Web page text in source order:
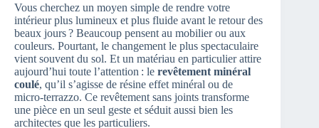
Vous cherchez un moyen simple de rendre votre
intérieur plus lumineux et plus fluide avant le retour des
beaux jours ? Beaucoup pensent au mobilier ou aux
couleurs. Pourtant, le changement le plus spectaculaire
vient souvent du sol. Et un matériau en particulier attire
aujourd’hui toute l’attention : le revêtement minéral
coulé, qu’il s’agisse de résine effet minéral ou de
micro‑terrazzo. Ce revêtement sans joints transforme
une pièce en un seul geste et séduit aussi bien les
architectes que les particuliers.